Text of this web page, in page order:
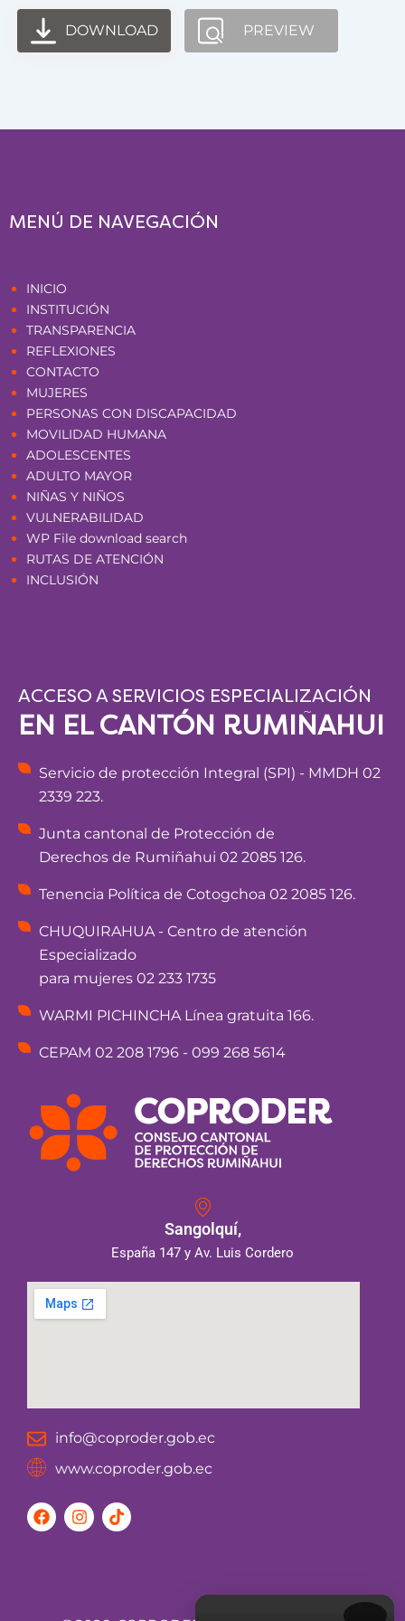
DOWNLOAD PREVIEW
MENÚ DE NAVEGACIÓN
INICIO
INSTITUCIÓN
TRANSPARENCIA
REFLEXIONES
CONTACTO
MUJERES
PERSONAS CON DISCAPACIDAD
MOVILIDAD HUMANA
ADOLESCENTES
ADULTO MAYOR
NIÑAS Y NIÑOS
VULNERABILIDAD
WP File download search
RUTAS DE ATENCIÓN
INCLUSIÓN
ACCESO A SERVICIOS ESPECIALIZACIÓN
EN EL CANTÓN RUMIÑAHUI
Servicio de protección Integral (SPI) - MMDH 02
2339 223.
Junta cantonal de Protección de
Derechos de Rumiñahui 02 2085 126.
Tenencia Política de Cotogchoa 02 2085 126.
CHUQUIRAHUA - Centro de atención
Especializado
para mujeres 02 233 1735
WARMI PICHINCHA Línea gratuita 166.
CEPAM 02 208 1796 - 099 268 5614
Sangolquí,
España 147 y Av. Luis Cordero
info@coproder.gob.ec
www.coproder.gob.ec
F
a
I
n
T
i